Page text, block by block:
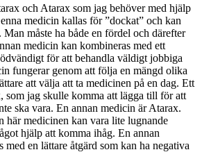
och Atarax som jag behöver med hjälp
medicin kallas för ”dockat” och kan
måste ha både en fördel och därefter
medicin kan kombineras med ett
för att behandla väldigt jobbiga
fungerar genom att följa en mängd olika
att välja att ta medicinen på en dag. Ett
som jag skulle komma att lägga till för att
ska vara. En annan medicin är Atarax.
här medicinen kan vara lite lugnande
hjälp att komma ihåg. En annan
en lättare åtgärd som kan ha negativa